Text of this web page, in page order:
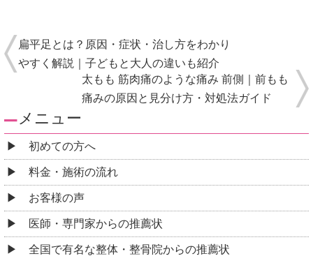
扁平足とは？原因・症状・治し方をわかり
やすく解説｜子どもと大人の違いも紹介
太もも 筋肉痛のような痛み 前側｜前もも
痛みの原因と見分け方・対処法ガイド
メニュー
初めての方へ
料金・施術の流れ
お客様の声
医師・専門家からの推薦状
全国で有名な整体・整骨院からの推薦状